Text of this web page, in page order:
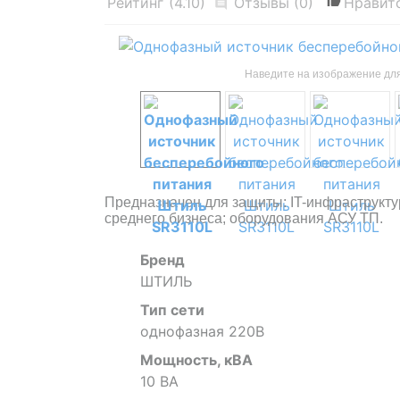
Наведите на изображение
Предназначен для защиты: IT-
среднего бизнеса; оборудования АСУ ТП.
Бренд
ШТИЛЬ
Тип сети
однофазная 220В
Мощность, кВА
10 ВА